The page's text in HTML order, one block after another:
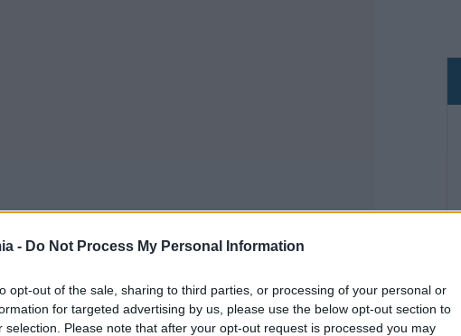
- Do Not Process My Personal Information
opt-out of the sale, sharing to third parties, or processing of your personal or
for targeted advertising by us, please use the below opt-out section to
selection. Please note that after your opt-out request is processed you may